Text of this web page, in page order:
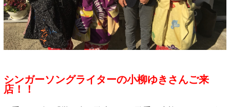
シンガーソングライターの小柳ゆきさんご来
店！！